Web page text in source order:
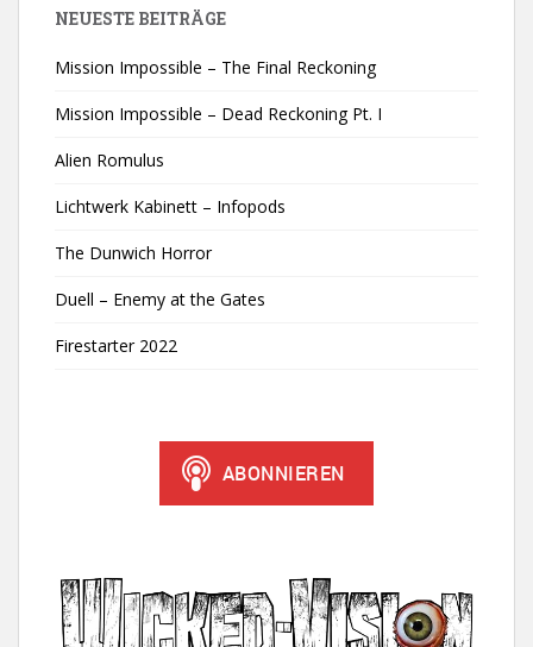
NEUESTE BEITRÄGE
Mission Impossible – The Final Reckoning
Mission Impossible – Dead Reckoning Pt. I
Alien Romulus
Lichtwerk Kabinett – Infopods
The Dunwich Horror
Duell – Enemy at the Gates
Firestarter 2022